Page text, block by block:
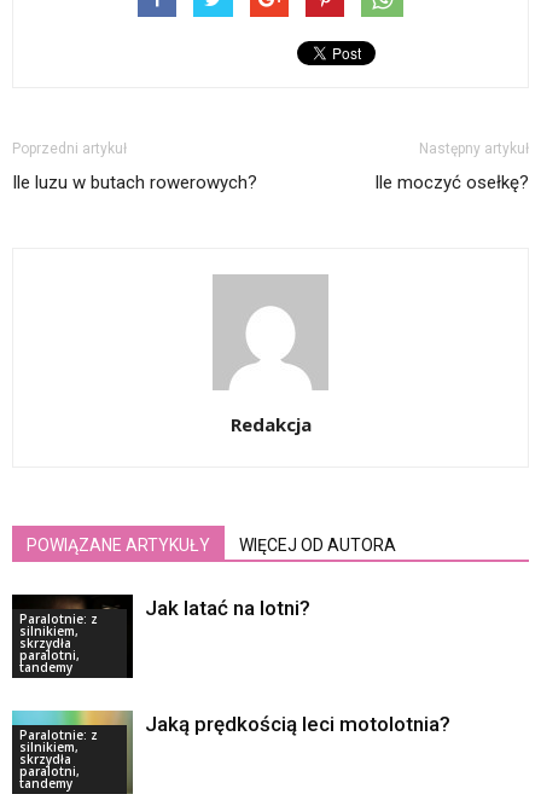
Poprzedni artykuł
Ile luzu w butach rowerowych?
Następny artykuł
Ile moczyć osełkę?
Redakcja
POWIĄZANE ARTYKUŁY WIĘCEJ OD AUTORA
Paralotnie: z
silnikiem,
skrzydła
paralotni,
tandemy
Jak latać na lotni?
Paralotnie: z
silnikiem,
skrzydła
paralotni,
tandemy
Jaką prędkością leci motolotnia?